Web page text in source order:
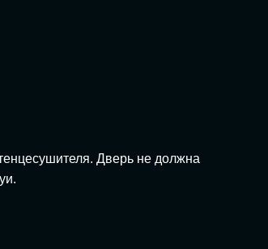
Дверь не должна